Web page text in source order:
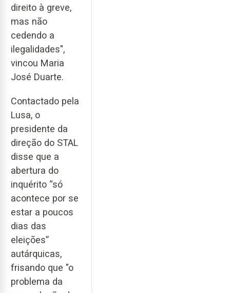
direito à greve,
mas não
cedendo a
ilegalidades",
vincou Maria
José Duarte.
Contactado pela
Lusa, o
presidente da
direção do STAL
disse que a
abertura do
inquérito “só
acontece por se
estar a poucos
dias das
eleições”
autárquicas,
frisando que "o
problema da